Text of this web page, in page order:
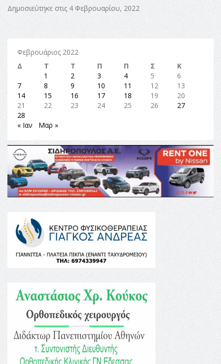
Δημοσιεύτηκε στις 4 Φεβρουαρίου, 2022
Φεβρουάριος 2022
Δ
Τ Τ Π Π Σ
Κ
1
2 3 4 5
6
7
8 9 10 11 12
13
14
15 16 17 18 19
20
21
22 23 24 25 26
27
28
« Ιαν
Μαρ »